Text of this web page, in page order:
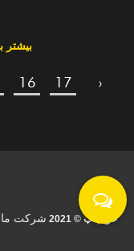
بیشتر
16 17
›
حق چاپ © 2021 شرکت